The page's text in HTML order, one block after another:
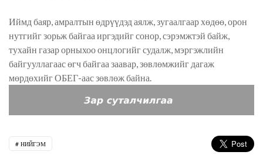
Иймд баяр, амралтын өдрүүдэд аялж, зугаалгаар хөдөө, орон
нутгийг зорьж байгаа иргэдийг сонор, сэрэмжтэй байж,
тухайн газар орныхоо онцлогийг судалж, мэргэжлийн
байгууллагаас өгч байгаа заавар, зөвлөмжийг дагаж
мөрдөхийг ОБЕГ-аас зөвлөж байна.
НИЙГЭМ